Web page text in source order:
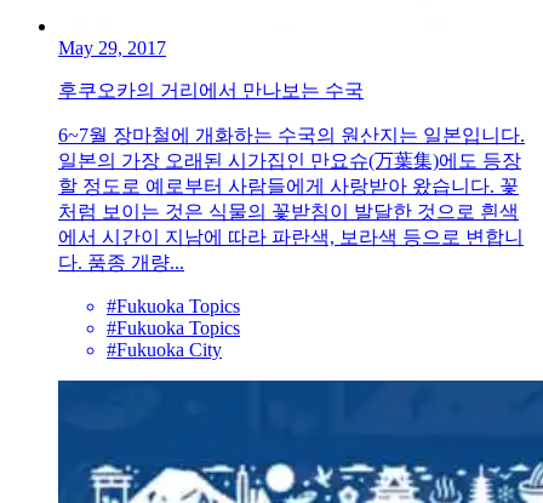
May 29, 2017
후쿠오카의 거리에서 만나보는 수국
6~7월 장마철에 개화하는 수국의 원산지는 일본입니다.
일본의 가장 오래된 시가집인 만요슈(万葉集)에도 등장
할 정도로 예로부터 사람들에게 사랑받아 왔습니다. 꽃
처럼 보이는 것은 식물의 꽃받침이 발달한 것으로 흰색
에서 시간이 지남에 따라 파란색, 보라색 등으로 변합니
다. 품종 개량...
#Fukuoka Topics
#Fukuoka Topics
#Fukuoka City